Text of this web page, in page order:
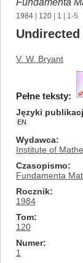
Fundamenta
1984 120 1 | 1-5
V. W. Bryant
Pełne teksty:
Języki
EN
Wydawca
Institute of
Czasopismo
Fundamenta
Rocznik
1984
Tom
120
Numer
1